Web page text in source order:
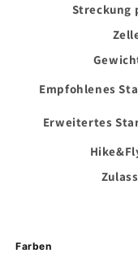
Streckung
Empfohlenes
Erweitertes
Farben